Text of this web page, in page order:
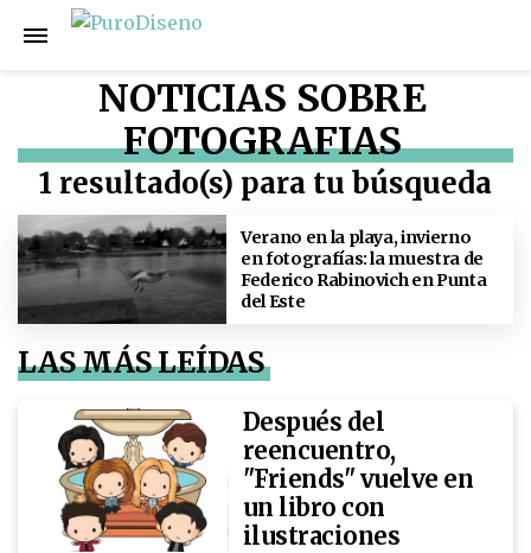
NOTICIAS SOBRE
FOTOGRAFIAS
1 resultado(s) para tu búsqueda
Verano en la playa, invierno
en fotografías: la muestra de
Federico Rabinovich en Punta
del Este
LAS MÁS LEÍDAS
Después del
reencuentro,
"Friends" vuelve en
un libro con
ilustraciones